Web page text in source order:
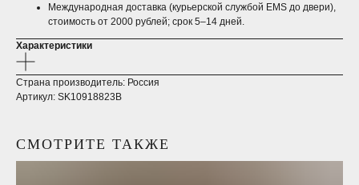
Международная доставка (курьерской службой EMS до двери),
стоимость от 2000 рублей; срок 5–14 дней.​
Характеристики
Страна производитель: Россия
Артикул: SK10918823B
СМОТРИТЕ ТАКЖЕ